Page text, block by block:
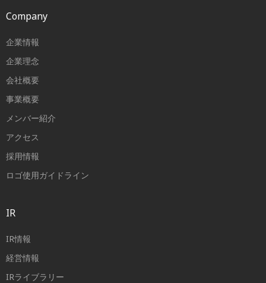
Company
企業情報
企業理念
会社概要
事業概要
メンバー紹介
アクセス
採用情報
ロゴ使用ガイドライン
IR
IR情報
経営情報
IRライブラリー